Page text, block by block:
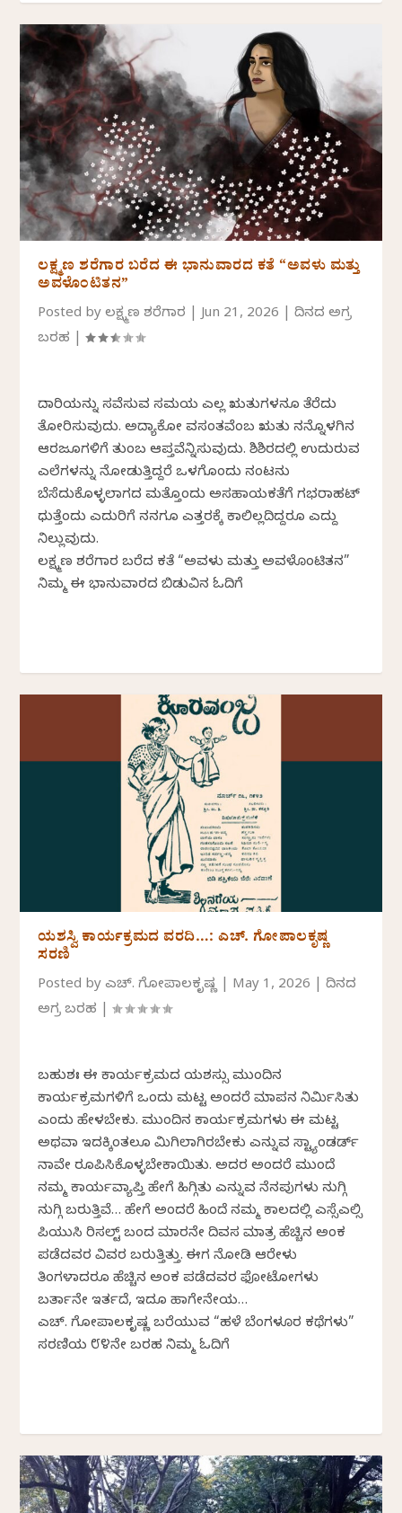
ಲಕ್ಷ್ಮಣ ಶರೆಗಾರ ಬರೆದ ಈ ಭಾನುವಾರದ ಕತೆ “ಅವಳು ಮತ್ತು
ಅವಳೊಂಟಿತನ”
Posted byಲಕ್ಷ್ಮಣ ಶರೆಗಾರ |Jun 21, 2026 |ದಿನದ ಅಗ್ರ
ಬರಹ |
ದಾರಿಯನ್ನು ಸವೆಸುವ ಸಮಯ ಎಲ್ಲ ಋತುಗಳನೂ ತೆರೆದು
ತೋರಿಸುವುದು. ಅದ್ಯಾಕೋ ವಸಂತವೆಂಬ ಋತು ನನ್ನೊಳಗಿನ
ಆರಜೂಗಳಿಗೆ ತುಂಬ ಆಪ್ತವೆನ್ನಿಸುವುದು. ಶಿಶಿರದಲ್ಲಿ ಉದುರುವ
ಎಲೆಗಳನ್ನು ನೋಡುತ್ತಿದ್ದರೆ ಒಳಗೊಂದು ನಂಟನು
ಬೆಸೆದುಕೊಳ್ಳಲಾಗದ ಮತ್ತೊಂದು ಅಸಹಾಯಕತೆಗೆ ಗಭರಾಹಟ್
ಧುತ್ತೆಂದು ಎದುರಿಗೆ ನನಗೂ ಎತ್ತರಕ್ಕೆ ಕಾಲಿಲ್ಲದಿದ್ದರೂ ಎದ್ದು
ನಿಲ್ಲುವುದು.
ಲಕ್ಷ್ಮಣ ಶರೆಗಾರ ಬರೆದ ಕತೆ “ಅವಳು ಮತ್ತು ಅವಳೊಂಟಿತನ”
ನಿಮ್ಮ ಈ ಭಾನುವಾರದ ಬಿಡುವಿನ ಓದಿಗೆ
ಯಶಸ್ವಿ ಕಾರ್ಯಕ್ರಮದ ವರದಿ…: ಎಚ್. ಗೋಪಾಲಕೃಷ್ಣ
ಸರಣಿ
Posted byಎಚ್. ಗೋಪಾಲಕೃಷ್ಣ| May 1, 2026 |ದಿನದ
ಅಗ್ರ ಬರಹ |
ಬಹುಶಃ ಈ ಕಾರ್ಯಕ್ರಮದ ಯಶಸ್ಸು ಮುಂದಿನ
ಕಾರ್ಯಕ್ರಮಗಳಿಗೆ ಒಂದು ಮಟ್ಟ ಅಂದರೆ ಮಾಪನ ನಿರ್ಮಿಸಿತು
ಎಂದು ಹೇಳಬೇಕು. ಮುಂದಿನ ಕಾರ್ಯಕ್ರಮಗಳು ಈ ಮಟ್ಟ
ಅಥವಾ ಇದಕ್ಕಿಂತಲೂ ಮಿಗಿಲಾಗಿರಬೇಕು ಎನ್ನುವ ಸ್ಟ್ಯಾಂಡರ್ಡ್
ನಾವೇ ರೂಪಿಸಿಕೊಳ್ಳಬೇಕಾಯಿತು. ಅದರ ಅಂದರೆ ಮುಂದೆ
ನಮ್ಮ ಕಾರ್ಯವ್ಯಾಪ್ತಿ ಹೇಗೆ ಹಿಗ್ಗಿತು ಎನ್ನುವ ನೆನಪುಗಳು ನುಗ್ಗಿ
ನುಗ್ಗಿ ಬರುತ್ತಿವೆ… ಹೇಗೆ ಅಂದರೆ ಹಿಂದೆ ನಮ್ಮ ಕಾಲದಲ್ಲಿ ಎಸ್ಸೆಸ್‌ಎಲ್ಸಿ
ಪಿಯುಸಿ ರಿಸಲ್ಟ್ ಬಂದ ಮಾರನೇ ದಿವಸ ಮಾತ್ರ ಹೆಚ್ಚಿನ ಅಂಕ
ಪಡೆದವರ ವಿವರ ಬರುತ್ತಿತ್ತು. ಈಗ ನೋಡಿ ಆರೇಳು
ತಿಂಗಳಾದರೂ ಹೆಚ್ಚಿನ ಅಂಕ ಪಡೆದವರ ಫೋಟೋಗಳು
ಬರ್ತಾನೇ ಇರ್ತದೆ, ಇದೂ ಹಾಗೇನೇಯ…
ಎಚ್. ಗೋಪಾಲಕೃಷ್ಣ ಬರೆಯುವ “ಹಳೆ ಬೆಂಗಳೂರ ಕಥೆಗಳು”
ಸರಣಿಯ ೮೪ನೇ ಬರಹ ನಿಮ್ಮ ಓದಿಗೆ